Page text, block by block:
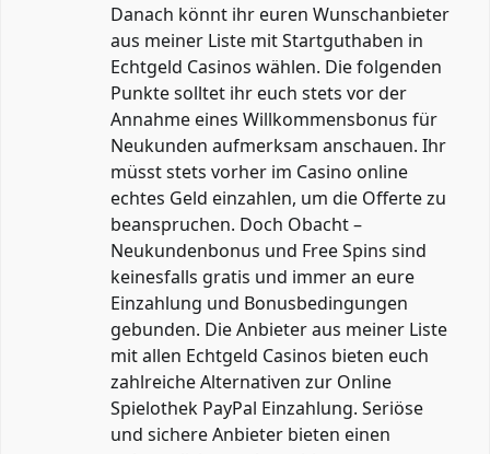
Danach könnt ihr euren Wunschanbieter
aus meiner Liste mit Startguthaben in
Echtgeld Casinos wählen. Die folgenden
Punkte solltet ihr euch stets vor der
Annahme eines Willkommensbonus für
Neukunden aufmerksam anschauen. Ihr
müsst stets vorher im Casino online
echtes Geld einzahlen, um die Offerte zu
beanspruchen. Doch Obacht –
Neukundenbonus und Free Spins sind
keinesfalls gratis und immer an eure
Einzahlung und Bonusbedingungen
gebunden. Die Anbieter aus meiner Liste
mit allen Echtgeld Casinos bieten euch
zahlreiche Alternativen zur Online
Spielothek PayPal Einzahlung. Seriöse
und sichere Anbieter bieten einen